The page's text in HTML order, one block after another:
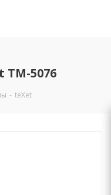
5076
- teXet